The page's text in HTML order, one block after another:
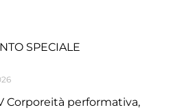
SPECIALE
Corporeità performativa,